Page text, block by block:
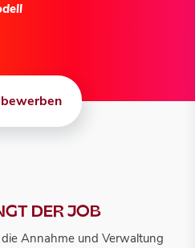
DER JOB
Annahme und Verwaltung